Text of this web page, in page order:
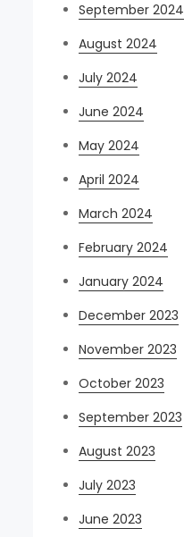
September 2024
August 2024
July 2024
June 2024
May 2024
April 2024
March 2024
February 2024
January 2024
December 2023
November 2023
October 2023
September 2023
August 2023
July 2023
June 2023